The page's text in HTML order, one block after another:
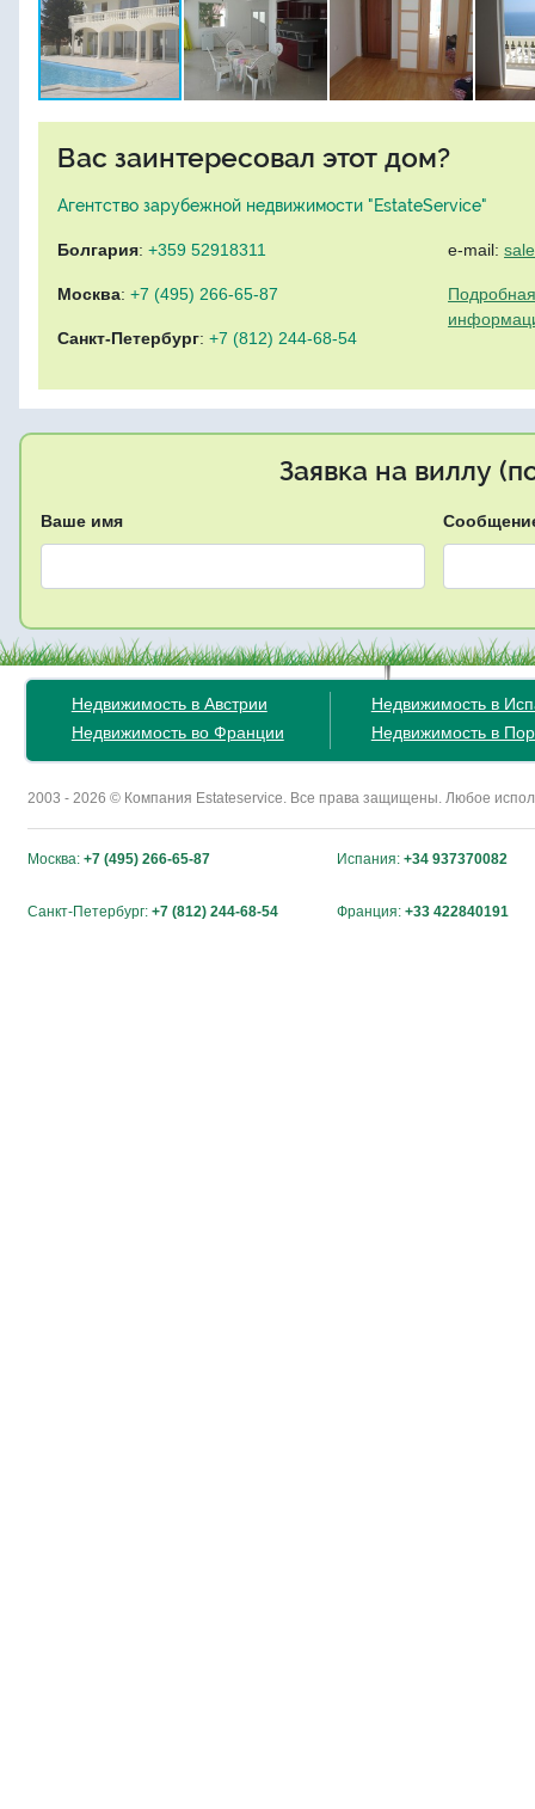
Вас заинтересовал этот дом?
Агентство зарубежной недвижимости "EstateService"
Болгария: +359 52918311
Москва: +7 (495) 266-65-87
Санкт-Петербург: +7 (812) 244-68-54
e-mail:
Заявка на виллу
Ваше имя
Недвижимость в Австрии
Недвижимость во Франции
Недвижимость в
Недвижимость в
2003 - 2026 © Компания Estateservice. Все права защищены. Любое
Москва: +7 (495) 266-65-87 Испания: +34 937370082
Санкт-Петербург: +7 (812) 244-68-54 Франция: +33 422840191